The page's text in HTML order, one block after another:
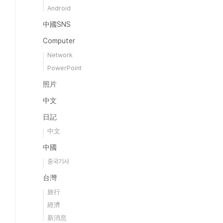
Android
中國SNS
Computer
Network
PowerPoint
照片
中文
日記
中文
中國
중국기사
台灣
旅行
經濟
新消息